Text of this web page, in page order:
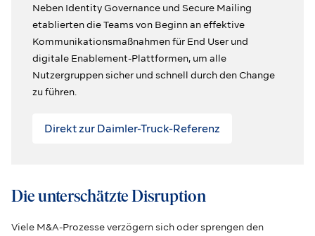
Neben Identity Governance und Secure Mailing
etablierten die Teams von Beginn an effektive
Kommunikationsmaßnahmen für End User und
digitale Enablement-Plattformen, um alle
Nutzergruppen sicher und schnell durch den Change
zu führen.
Direkt zur Daimler-Truck-Referenz
Die unterschätzte Disruption
Viele M&A-Prozesse verzögern sich oder sprengen den